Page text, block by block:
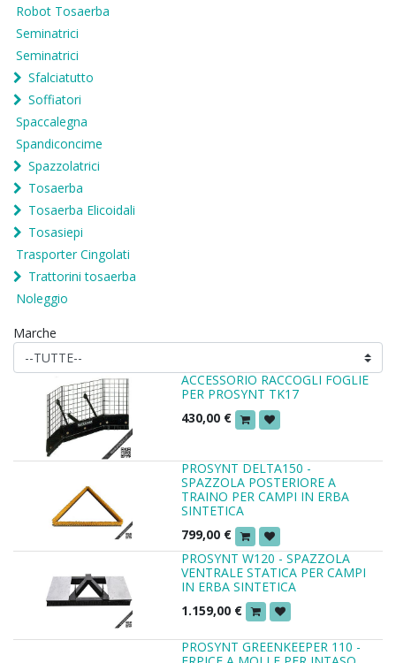
Robot Tosaerba
Seminatrici
Seminatrici
Sfalciatutto
Soffiatori
Spaccalegna
Spandiconcime
Spazzolatrici
Tosaerba
Tosaerba Elicoidali
Tosasiepi
Trasporter Cingolati
Trattorini tosaerba
Noleggio
Marche
ACCESSORIO RACCOGLI FOGLIE
PER PROSYNT TK17
430,00 €
PROSYNT DELTA150 -
SPAZZOLA POSTERIORE A
TRAINO PER CAMPI IN ERBA
SINTETICA
799,00 €
PROSYNT W120 - SPAZZOLA
VENTRALE STATICA PER CAMPI
IN ERBA SINTETICA
1.159,00 €
PROSYNT GREENKEEPER 110 -